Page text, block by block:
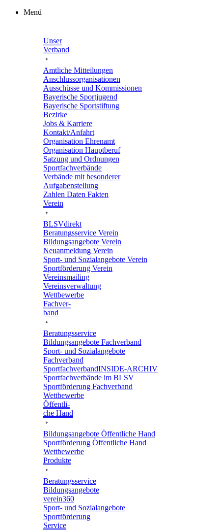
Zum
Menü
Unser
Verband
Amtli­che Mitteilungen
Anschluss­or­ga­ni­sa­tio­nen
Ausschüsse und Kommissionen
Baye­ri­sche Sportjugend
Baye­ri­sche Sportstiftung
Bezirke
Jobs & Karriere
Kontakt/​​Anfahrt
Orga­ni­sa­tion Ehrenamt
Orga­ni­sa­tion Hauptberuf
Satzung und Ordnungen
Sport­fach­ver­bände
Verbände mit beson­de­rer
Aufgabenstellung
Zahlen Daten Fakten
Verein
BLSVdi­rekt
Bera­tungs­ser­vice Verein
Bildungs­an­ge­bote Verein
Neuan­mel­dung Verein
Sport- und Sozi­al­an­ge­bote Verein
Sport­för­de­rung Verein
Vereins­mai­ling
Vereins­ver­wal­tung
Wett­be­werbe
Fach­ver­
band
Bera­tungs­ser­vice
Bildungs­an­ge­bote Fachverband
Sport- und Sozi­al­an­ge­bote
Fachverband
Sport­fach­ver­ban­d­IN­SIDE-ARCHIV
Sport­fach­ver­bände im BLSV
Sport­för­de­rung Fachverband
Wett­be­werbe
Öffent­li­
che Hand
Bildungs­an­ge­bote Öffent­li­che Hand
Sport­för­de­rung Öffent­li­che Hand
Wett­be­werbe
Produkte
Bera­tungs­ser­vice
Bildungs­an­ge­bote
verein360
Sport- und Sozialangebote
Sport­för­de­rung
Service